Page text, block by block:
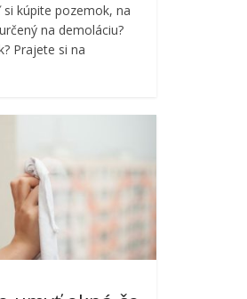
kúpite pozemok, na
na demoláciu?
Prajete si na